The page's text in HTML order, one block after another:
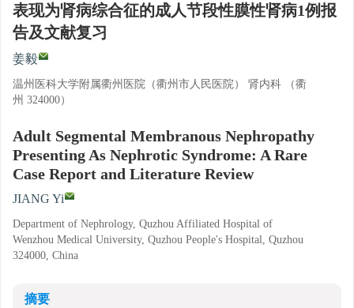
表现为肾病综合征的成人节段性膜性肾病1例报
告及文献复习
姜毅
温州医科大学附属衢州医院（衢州市人民医院） 肾内科 （衢
州 324000）
Adult Segmental Membranous Nephropathy
Presenting As Nephrotic Syndrome: A Rare
Case Report and Literature Review
JIANG Yi
Department of Nephrology, Quzhou Affiliated Hospital of
Wenzhou Medical University, Quzhou People's Hospital, Quzhou
324000, China
摘要